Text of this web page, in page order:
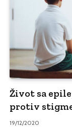
Život sa
protiv
19/12/2020